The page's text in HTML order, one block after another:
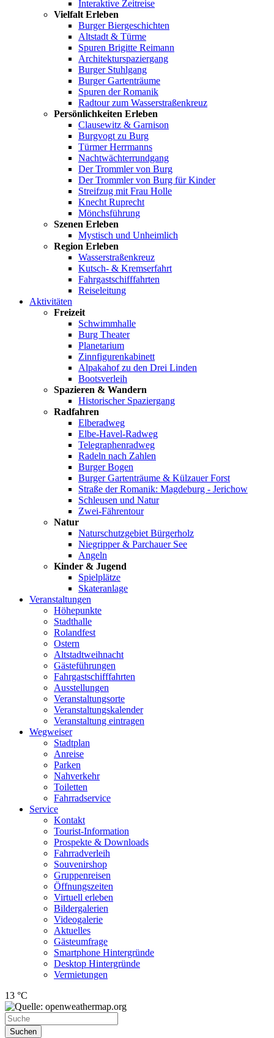
Interaktive Zeitreise
Vielfalt Erleben
Burger Biergeschichten
Altstadt & Türme
Spuren Brigitte Reimann
Architekturspaziergang
Burger Stuhlgang
Burger Gartenträume
Spuren der Romanik
Radtour zum Wasserstraßenkreuz
Persönlichkeiten Erleben
Clausewitz & Garnison
Burgvogt zu Burg
Türmer Herrmanns
Nachtwächterrundgang
Der Trommler von Burg
Der Trommler von Burg für Kinder
Streifzug mit Frau Holle
Knecht Ruprecht
Mönchsführung
Szenen Erleben
Mystisch und Unheimlich
Region Erleben
Wasserstraßenkreuz
Kutsch- & Kremserfahrt
Fahrgastschifffahrten
Reiseleitung
Aktivitäten
Freizeit
Schwimmhalle
Burg Theater
Planetarium
Zinnfigurenkabinett
Alpakahof zu den Drei Linden
Bootsverleih
Spazieren & Wandern
Historischer Spaziergang
Radfahren
Elberadweg
Elbe-Havel-Radweg
Telegraphenradweg
Radeln nach Zahlen
Burger Bogen
Burger Gartenträume & Külzauer Forst
Straße der Romanik: Magdeburg - Jerichow
Schleusen und Natur
Zwei-Fährentour
Natur
Naturschutzgebiet Bürgerholz
Niegripper & Parchauer See
Angeln
Kinder & Jugend
Spielplätze
Skateranlage
Veranstaltungen
Höhepunkte
Stadthalle
Rolandfest
Ostern
Altstadtweihnacht
Gästeführungen
Fahrgastschifffahrten
Ausstellungen
Veranstaltungsorte
Veranstaltungskalender
Veranstaltung eintragen
Wegweiser
Stadtplan
Anreise
Parken
Nahverkehr
Toiletten
Fahrradservice
Service
Kontakt
Tourist-Information
Prospekte & Downloads
Fahrradverleih
Souvenirshop
Gruppenreisen
Öffnungszeiten
Virtuell erleben
Bildergalerien
Videogalerie
Aktuelles
Gästeumfrage
Smartphone Hintergründe
Desktop Hintergründe
Vermietungen
13 °C
Suchen